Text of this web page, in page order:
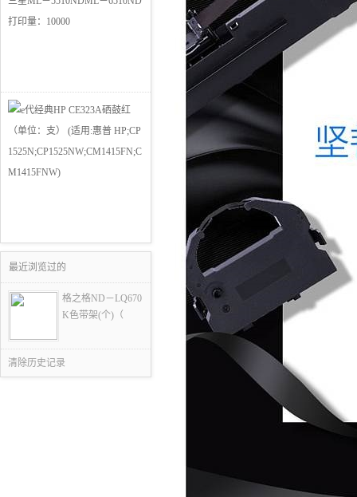
最近浏览过的
格之格ND－LQ670
K色带架(个)（
清除历史记录